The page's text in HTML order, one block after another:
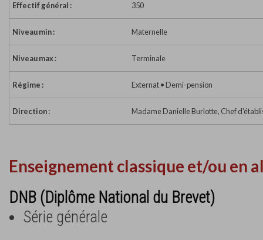
Effectif général : 350
Niveau min : Maternelle
Niveau max : Terminale
Régime : Externat • Demi-pension
Direction : Madame Danielle Burlotte, Chef
Enseignement classique et/ou en
DNB (Diplôme National du Brevet)
Série générale